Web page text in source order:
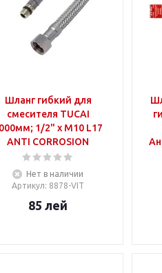
Шланг гибкий для
смесителя TUCAI
1/2" x M10 L17
ANTI CORROSION
Нет в наличии
Артикул: 8878-VIT
85 лей